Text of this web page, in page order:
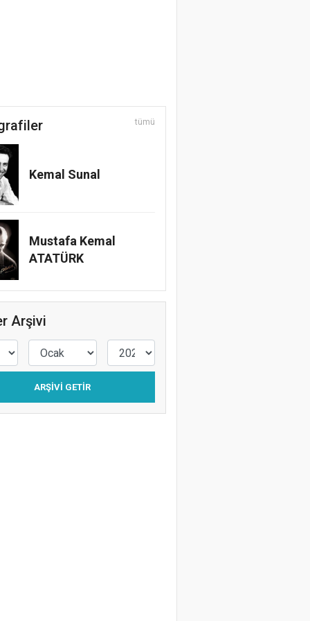
tümü
Kemal Sunal
Mustafa Kemal
ATATÜRK
Arşivi
ARŞIVI GETIR